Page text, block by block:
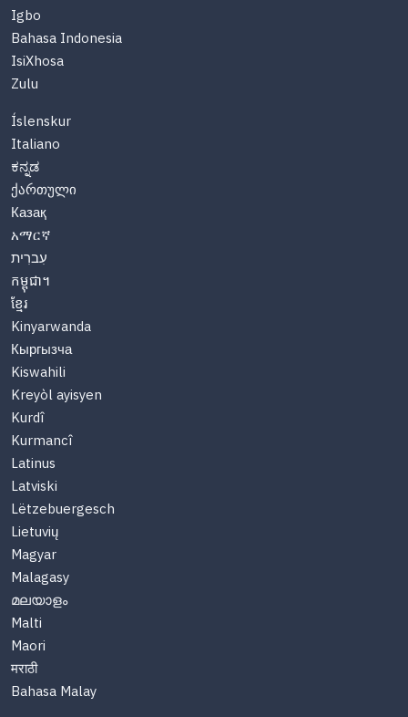
Igbo
Bahasa Indonesia
IsiXhosa
Zulu
Íslenskur
Italiano
ಕನ್ನಡ
ქართული
Казақ
አማርኛ
עִברִית
កម្ពុជា។
ខ្មែរ
Kinyarwanda
Кыргызча
Kiswahili
Kreyòl ayisyen
Kurdî
Kurmancî
Latinus
Latviski
Lëtzebuergesch
Lietuvių
Magyar
Malagasy
മലയാളം
Malti
Maori
मराठी
Bahasa Malay